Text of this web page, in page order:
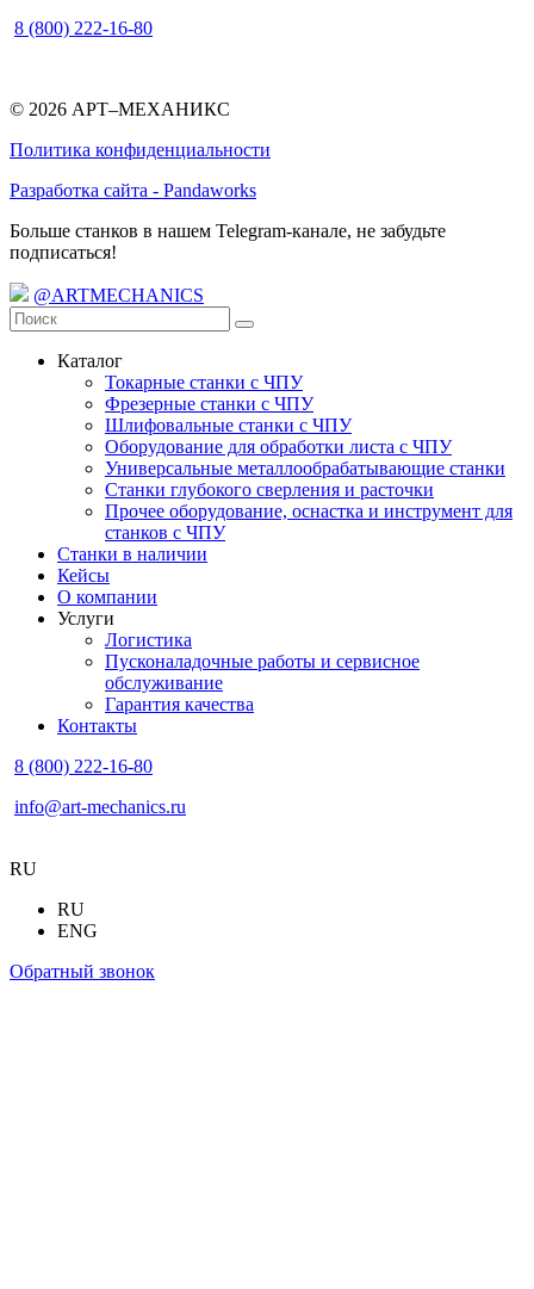
8 (800) 222-16-80
© 2026 АРТ–МЕХАНИКС
Политика конфиденциальности
Разработка сайта - Pandaworks
Больше станков в нашем Telegram-канале, не забудьте
подписаться!
@ARTMECHANICS
Каталог
Токарные станки с ЧПУ
Фрезерные станки с ЧПУ
Шлифовальные станки с ЧПУ
Оборудование для обработки листа с ЧПУ
Универсальные металлообрабатывающие станки
Станки глубокого сверления и расточки
Прочее оборудование, оснастка и инструмент для
станков с ЧПУ
Станки в наличии
Кейсы
О компании
Услуги
Логистика
Пусконаладочные работы и сервисное
обслуживание
Гарантия качества
Контакты
8 (800) 222-16-80
info@art-mechanics.ru
RU
RU
ENG
Обратный звонок